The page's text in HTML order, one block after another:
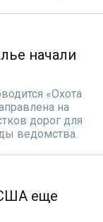
начали
«Охота
на
дорог для
ведомства.
еще